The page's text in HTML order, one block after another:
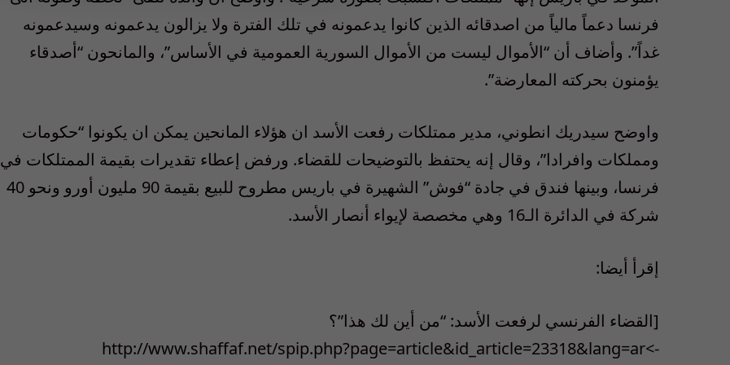
فرنسا دعماً مالياً من اصدقائه الذين كانوا يدعمونه في تلك الفترة ولا يزالون يدعمونه وسيدعمونه
غداً”. وأضاف أن “الأموال ليست من الأموال السورية العمومية في الأساس”، والمانحون “أصدقاء
يؤمنون بحركته المعارضة”.
واوضح سيدريك انطوني، مدير ممتلكات رفعت الأسد ان هؤلاء المانحين يمكن ان يكونوا “حكومات
ومملكات وافرادا”، وقال إنه يحتفظ بالتوضيحات للقضاء. ورفض إعطاء تقديرات بقيمة الممتلكات في
فرنسا، وبينها فندق في جادة “فوش” الشهيرة في باريس مطروح للبيع بقيمة 90 مليون أورو ونحو 40
شركة في الدائرة الـ16 وهي مخصصة لإيواء أنصار الأسد.
إقرأ أيضا:
[‎القضاء الفرنسي لرفعت الأسد: “من أين لك هذا”؟
->http://www.shaffaf.net/spip.php?page=article&id_article=23318&lang=ar